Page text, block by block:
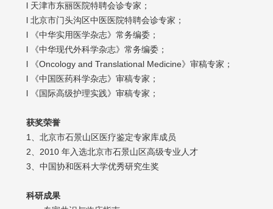
l 天津市东丽医院特聘会诊专家；
l 北京市门头沟区中医医院特聘会诊专家；
l 《中华实用医学杂志》常务编委；
l 《中华现代外科学杂志》常务编委；
l 《Oncology and Translational Medicine》审稿专家；
l 《中国医药科学杂志》审稿专家；
l 《国际高级护理实践》审稿专家；
获奖荣誉
1、北京市石景山区医疗鉴定专家库成员
2、2010 年入选北京市石景山区高级专业人才
3、中国协和医科大学优秀研究生奖
科研成果